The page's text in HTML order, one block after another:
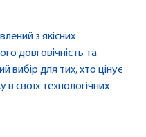
з якісних
довговічність та
вибір для тих, хто цінує
в своїх технологічних